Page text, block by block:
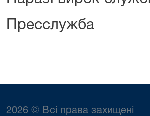
Пресслужба
2026 © Всі права захищені